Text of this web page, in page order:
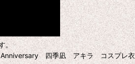
。
Anniversary 四季凪 アキラ コスプレ